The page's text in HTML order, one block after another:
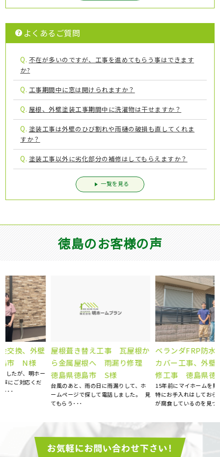
よくあるご質問
Q. 不在が多いのですが、工事を進めてもらう事はできます
か?
Q. 工事期間中に窓は開けられますか？
Q. 屋根、外壁塗装工事期間中に洗濯物は干せますか？
Q. 塗装工事は外壁のひび割れや雨樋の破損も直してくれま
すか？
Q. 塗装工事以外に劣化部分の補修はしてもらえますか？
一覧を見る
徳島のお客様の声
ベランダFRP防水工事、屋根
カバー工事、外壁塗装、庇補
修工事 徳島県徳島市 K様
15年前にマイホームを購入してから、
特にお手入れはしておらず、ある時庇
が腐食しているのを見つ･･･
外壁塗装工事 徳島県阿波
市 S様
自宅の外壁の劣化が気になり、塗装を
お願いしました。 お見積りに来られた
際、とても丁寧に点検を･･･